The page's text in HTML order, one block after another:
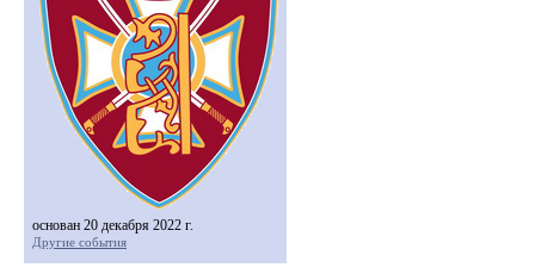
основан 20 декабря 2022 г.
Другие события